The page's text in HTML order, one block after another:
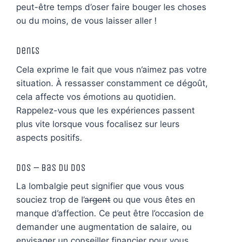
peut-être temps d’oser faire bouger les choses
ou du moins, de vous laisser aller !
Dents
Cela exprime le fait que vous n’aimez pas votre
situation. À ressasser constamment ce dégoût,
cela affecte vos émotions au quotidien.
Rappelez-vous que les expériences passent
plus vite lorsque vous focalisez sur leurs
aspects positifs.
Dos – Bas du dos
La lombalgie peut signifier que vous vous
souciez trop de l’argent ou que vous êtes en
manque d’affection. Ce peut être l’occasion de
demander une augmentation de salaire, ou